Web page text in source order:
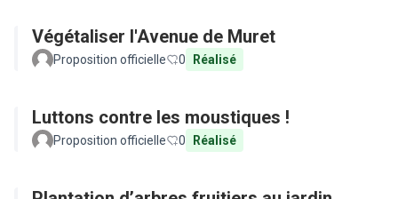
Végétaliser l'Avenue de Muret
Proposition officielle 0 Réalisé
Luttons contre les moustiques !
Proposition officielle 0 Réalisé